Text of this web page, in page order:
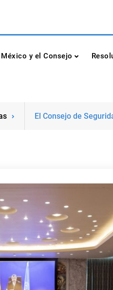
de las
México y el Consejo
El Consejo de